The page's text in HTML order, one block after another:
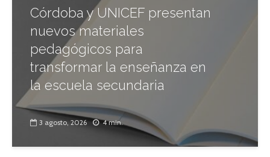
Córdoba y UNICEF presentan
nuevos materiales
pedagógicos para
transformar la enseñanza en
la escuela secundaria
3 agosto, 2026 4 min.